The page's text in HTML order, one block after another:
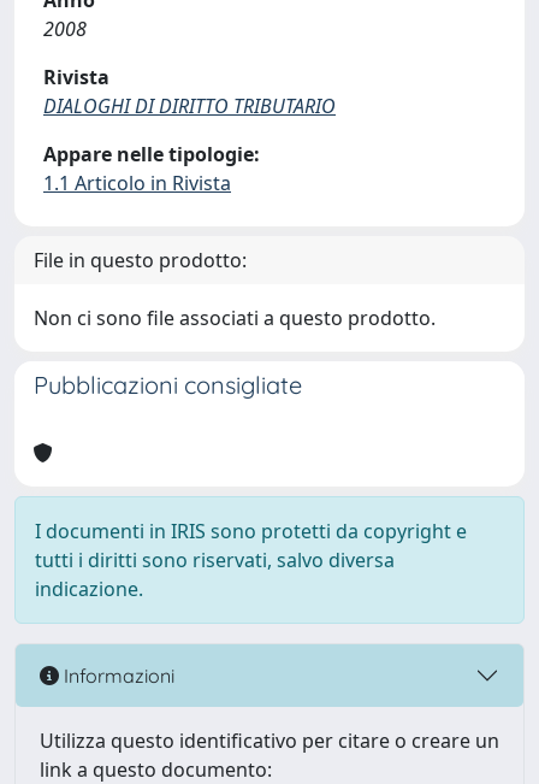
2008
Rivista
DIALOGHI DI DIRITTO TRIBUTARIO
Appare nelle tipologie:
1.1 Articolo in Rivista
File in questo prodotto:
Non ci sono file associati a questo prodotto.
Pubblicazioni consigliate
I documenti in IRIS sono protetti da copyright e
tutti i diritti sono riservati, salvo diversa
indicazione.
Informazioni
Utilizza questo identificativo per citare o creare un
link a questo documento: